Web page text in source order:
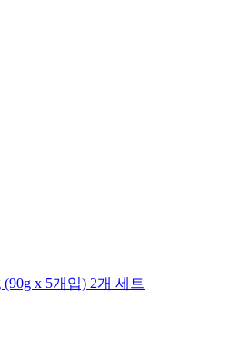
x 5개입) 2개 세트